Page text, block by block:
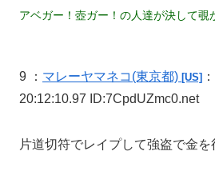
アベガー！壺ガー！の人達が決して覗
9 ： マレーヤマネコ (東京都) [US]
20:12:10.97 ID:7CpdUZmc0.net
片道切符でレイプして強盗で金